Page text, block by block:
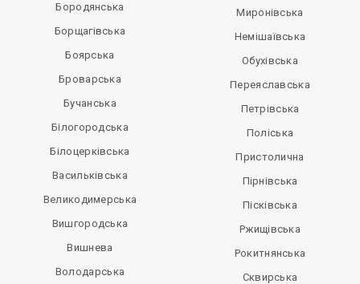
Бородянська
Борщагівська
Боярська
Броварська
Бучанська
Білогородська
Білоцерківська
Васильківська
Великодимерська
Вишгородська
Вишнева
Володарська
Миронівська
Немішаївська
Обухівська
Переяславська
Петрівська
Поліська
Пристолична
Пірнівська
Пісківська
Ржищівська
Рокитнянська
Сквирська